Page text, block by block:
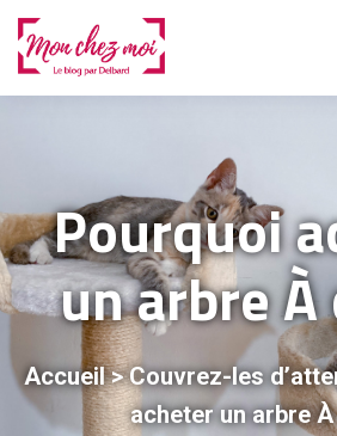
Pourquoi
un arbre À
Accueil>Couvrez-les
acheter un arbre